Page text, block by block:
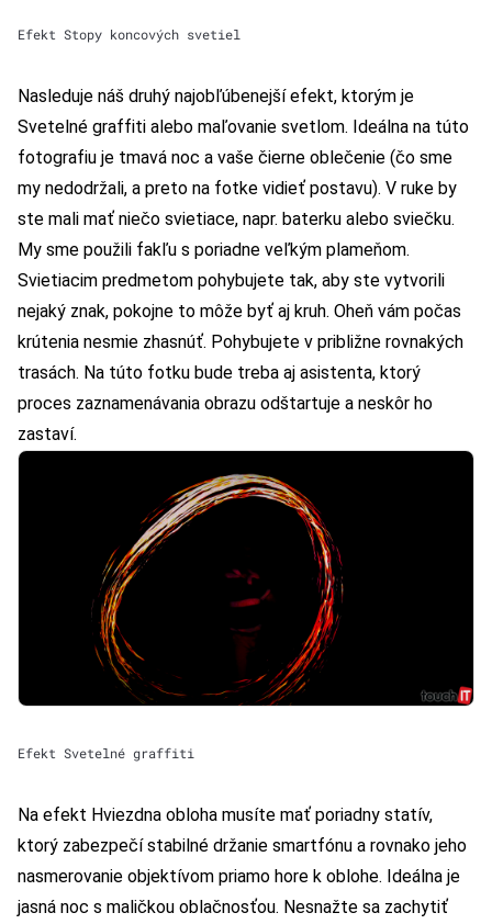
Efekt Stopy koncových svetiel
Nasleduje náš druhý najobľúbenejší efekt, ktorým je
Svetelné graffiti alebo maľovanie svetlom. Ideálna na túto
fotografiu je tmavá noc a vaše čierne oblečenie (čo sme
my nedodržali, a preto na fotke vidieť postavu). V ruke by
ste mali mať niečo svietiace, napr. baterku alebo sviečku.
My sme použili fakľu s poriadne veľkým plameňom.
Svietiacim predmetom pohybujete tak, aby ste vytvorili
nejaký znak, pokojne to môže byť aj kruh. Oheň vám počas
krútenia nesmie zhasnúť. Pohybujete v približne rovnakých
trasách. Na túto fotku bude treba aj asistenta, ktorý
proces zaznamenávania obrazu odštartuje a neskôr ho
zastaví.
Efekt Svetelné graffiti
Na efekt Hviezdna obloha musíte mať poriadny statív,
ktorý zabezpečí stabilné držanie smartfónu a rovnako jeho
nasmerovanie objektívom priamo hore k oblohe. Ideálna je
jasná noc s maličkou oblačnosťou. Nesnažte sa zachytiť